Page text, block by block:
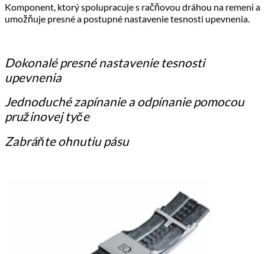
Komponent, ktorý spolupracuje s račňovou dráhou na remeni a
umožňuje presné a postupné nastavenie tesnosti upevnenia.
Dokonalé presné nastavenie tesnosti
upevnenia
Jednoduché zapínanie a odpínanie pomocou
pružinovej tyče
Zabráňte ohnutiu pásu